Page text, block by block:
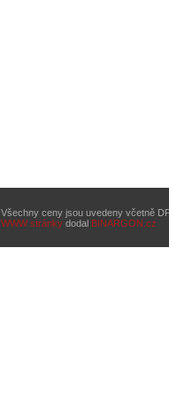
Všechny ceny jsou uvedeny včetně
WWW stránkydodal BINARGON.cz